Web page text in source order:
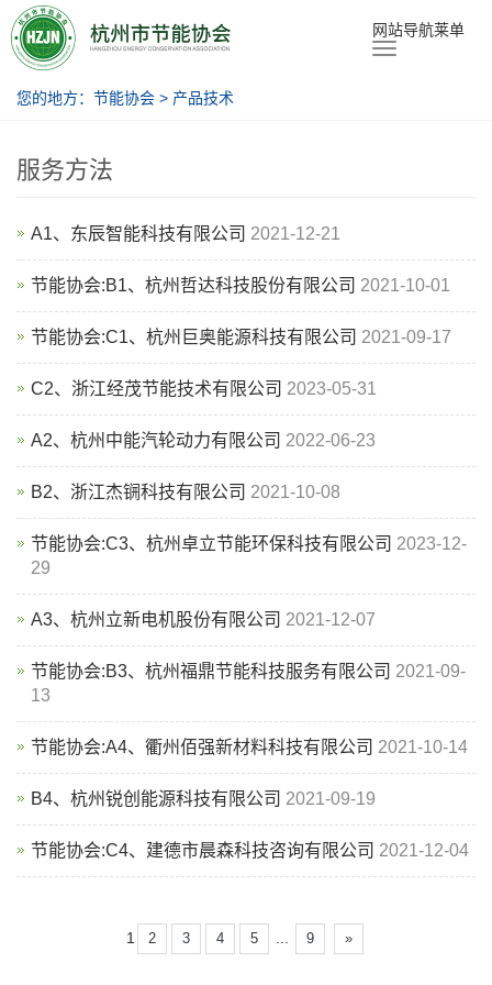
节能协会 网站导航莱单
您的地方： 节能协会 > 产品技术
服务方法
A1、东辰智能科技有限公司 2021-12-21
节能协会:B1、杭州哲达科技股份有限公司 2021-10-01
节能协会:C1、杭州巨奥能源科技有限公司 2021-09-17
C2、浙江经茂节能技术有限公司 2023-05-31
A2、杭州中能汽轮动力有限公司 2022-06-23
B2、浙江杰锎科技有限公司 2021-10-08
节能协会:C3、杭州卓立节能环保科技有限公司 2023-12-
29
A3、杭州立新电机股份有限公司 2021-12-07
节能协会:B3、杭州福鼎节能科技服务有限公司 2021-09-
13
节能协会:A4、衢州佰强新材料科技有限公司 2021-10-14
B4、杭州锐创能源科技有限公司 2021-09-19
节能协会:C4、建德市晨森科技咨询有限公司 2021-12-04
1 2 3 4 5 9 »